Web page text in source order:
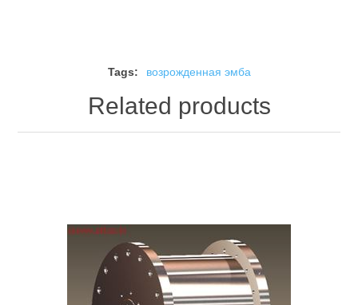
Tags: возрожденная эмба
Related products